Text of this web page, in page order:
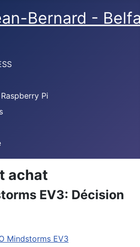
Bernard -
Pi
achat
EV3: Décision
Mindstorms EV3